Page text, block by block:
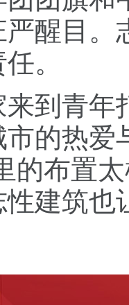
醒目。
。
青年
的热爱
的布置
建筑也